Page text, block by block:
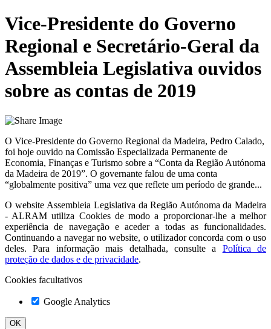
Vice-Presidente do Governo
Regional e Secretário-Geral da
Assembleia Legislativa ouvidos
sobre as contas de 2019
O Vice-Presidente do Governo Regional da Madeira, Pedro Calado,
foi hoje ouvido na Comissão Especializada Permanente de
Economia, Finanças e Turismo sobre a “Conta da Região Autónoma
da Madeira de 2019”. O governante falou de uma conta
“globalmente positiva” uma vez que reflete um período de grande...
O website Assembleia Legislativa da Região Autónoma da Madeira
- ALRAM utiliza Cookies de modo a proporcionar-lhe a melhor
experiência de navegação e aceder a todas as funcionalidades.
Continuando a navegar no website, o utilizador concorda com o uso
deles. Para informação mais detalhada, consulte a
Política de
proteção de dados e de privacidade.
Cookies facultativos
Google Analytics